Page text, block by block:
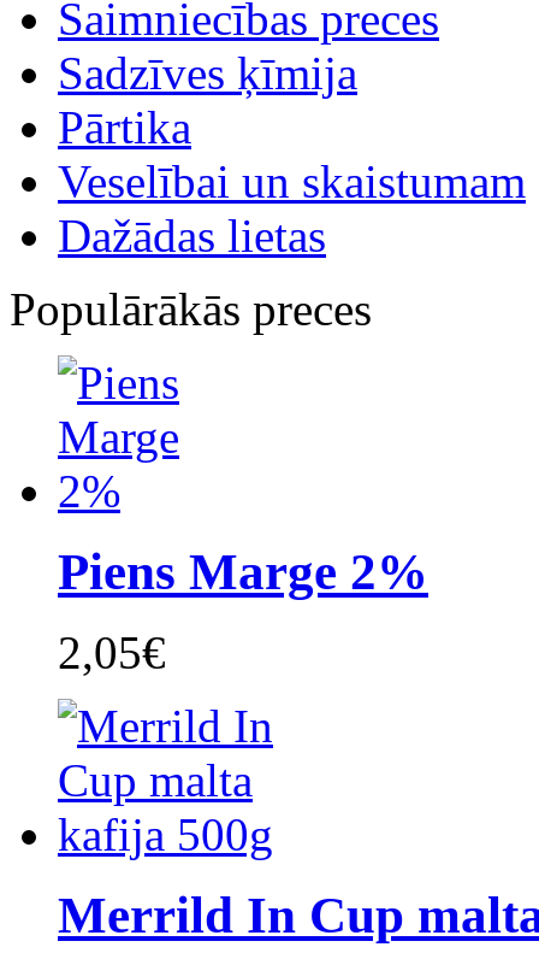
Saimniecības preces
Sadzīves ķīmija
Pārtika
Veselībai un skaistumam
Dažādas lietas
Populārākās preces
Piens Marge 2%
2,05€
Merrild In Cup